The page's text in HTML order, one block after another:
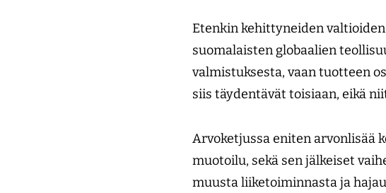
Etenkin kehittyneiden
suomalaisten globaalien
valmistuksesta, vaan tuotteen
siis täydentävät toisiaan, eikä
Arvoketjussa eniten arvonlisää
muotoilu, sekä sen jälkeiset
muusta liiketoiminnasta ja